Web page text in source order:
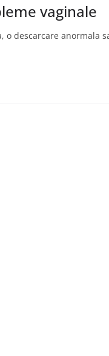
vaginale
o descarcare